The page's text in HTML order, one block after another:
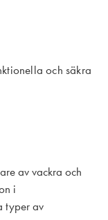
och säkra
av vackra och
i
typer av